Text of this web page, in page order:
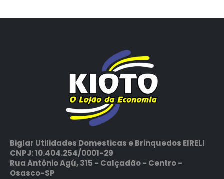
Biglar Utilidades Domesticas e Brinquedos EIRELI
CNPJ: 10.404.254/0001-29
Rua Antônio Agú, 315 - Calçadão - Centro -
Osasco-SP